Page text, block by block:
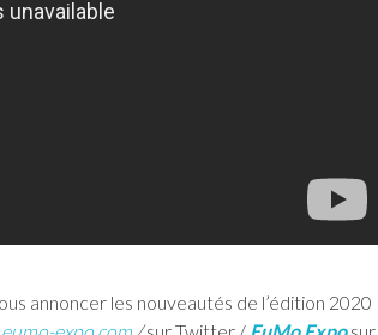
annoncer les nouveautés de l’édition 2020